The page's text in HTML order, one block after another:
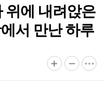
위에 내려앉은
서 만난 하루